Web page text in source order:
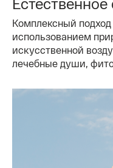
Комплексный
использованием
искусственной
лечебные души,